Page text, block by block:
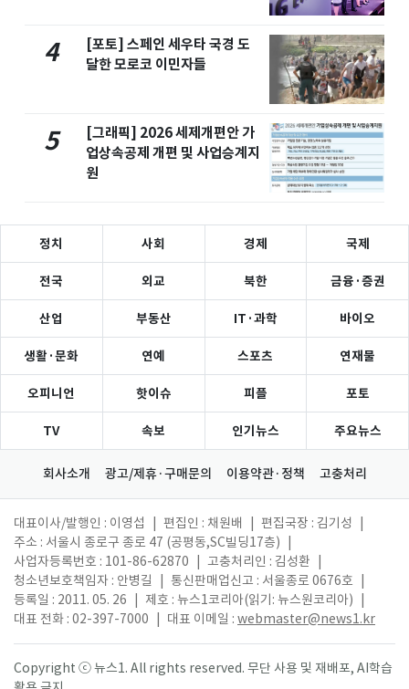
4
[포토] 스페인 세우타 국경 도
달한 모로코 이민자들
5
[그래픽] 2026 세제개편안 가
업상속공제 개편 및 사업승계지
원
정치 사회 경제 국제
전국 외교 북한 금융·증권
산업 부동산 IT·과학 바이오
생활·문화 연예 스포츠 연재물
오피니언 핫이슈 피플 포토
TV 속보 인기뉴스 주요뉴스
회사소개 광고/제휴·구매문의 이용약관·정책 고충처리
대표이사/발행인 : 이영섭 편집인 : 채원배 편집국장 : 김기성
주소 : 서울시 종로구 종로 47 (공평동,SC빌딩17층)
사업자등록번호 : 101-86-62870
고충처리인 : 김성환
청소년보호책임자 : 안병길
통신판매업신고 : 서울종로 0676호
등록일 : 2011. 05. 26
제호 : 뉴스1코리아(읽기: 뉴스원코리아)
대표 전화 : 02-397-7000
대표 이메일 : webmaster@news1.kr
Copyright ⓒ 뉴스1. All rights reserved. 무단 사용 및 재배포, AI학습